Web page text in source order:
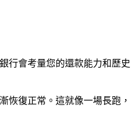
行會考量您的還款能力和歷史
恢復正常。這就像一場長跑，